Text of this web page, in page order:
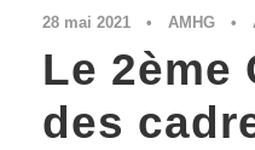
28 mai 2021 • AMHG •
Le 2ème
des